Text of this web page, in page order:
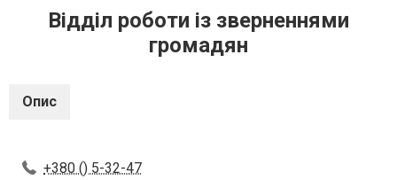
Відділ роботи із зверненнями
громадян
Опис
+380 () 5-32-47